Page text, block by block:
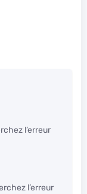
l’erreur
l’erreur